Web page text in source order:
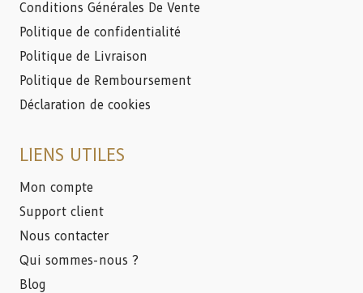
Conditions Générales De Vente
Politique de confidentialité
Politique de Livraison
Politique de Remboursement
Déclaration de cookies
LIENS UTILES
Mon compte
Support client
Nous contacter
Qui sommes-nous ?
Blog